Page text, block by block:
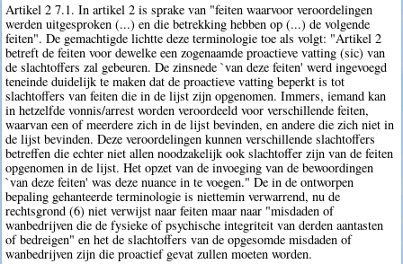
Artikel 2 7.1. In artikel 2 is sprake van "feiten waarvoor veroordelingen
werden uitgesproken (...) en die betrekking hebben op (...) de volgende
feiten". De gemachtigde lichtte deze terminologie toe als volgt: "Artikel 2
betreft de feiten voor dewelke een zogenaamde proactieve vatting (sic) van
de slachtoffers zal gebeuren. De zinsnede `van deze feiten' werd ingevoegd
teneinde duidelijk te maken dat de proactieve vatting beperkt is tot
slachtoffers van feiten die in de lijst zijn opgenomen. Immers, iemand kan
in hetzelfde vonnis/arrest worden veroordeeld voor verschillende feiten,
waarvan een of meerdere zich in de lijst bevinden, en andere die zich niet in
de lijst bevinden. Deze veroordelingen kunnen verschillende slachtoffers
betreffen die echter niet allen noodzakelijk ook slachtoffer zijn van de feiten
opgenomen in de lijst. Het opzet van de invoeging van de bewoordingen
`van deze feiten' was deze nuance in te voegen." De in de ontworpen
bepaling gehanteerde terminologie is niettemin verwarrend, nu de
rechtsgrond (6) niet verwijst naar feiten maar naar "misdaden of
wanbedrijven die de fysieke of psychische integriteit van derden aantasten
of bedreigen" en het de slachtoffers van de opgesomde misdaden of
wanbedrijven zijn die proactief gevat zullen moeten worden.